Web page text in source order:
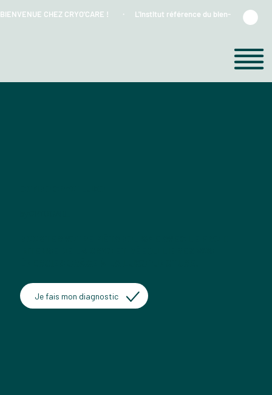
BIENVENUE CHEZ CRYO'CARE !      ・    L'institut référence du bien-être et
Je fais mon diagnostic